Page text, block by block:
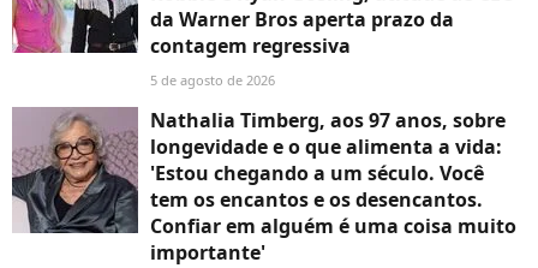
da Warner Bros aperta prazo da
contagem regressiva
5 de agosto de 2026
Nathalia Timberg, aos 97 anos, sobre
longevidade e o que alimenta a vida:
'Estou chegando a um século. Você
tem os encantos e os desencantos.
Confiar em alguém é uma coisa muito
importante'